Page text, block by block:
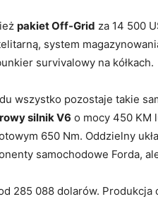
pakiet Off-Grid za 14 500
system
survivalowy na kółkach.
wszystko pozostaje takie
silnik V6 o mocy 450 KM
650 Nm. Oddzielny
samochodowe Forda,
285 088 dolarów.